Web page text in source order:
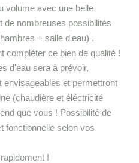
volume avec une belle
de nombreuses possibilités
+ salle d'eau) .
compléter ce bien de qualité !
d'eau sera à prévoir,
envisageables et permettront
(chaudière et éléctricité
que vous ! Possibilité de
fonctionnelle selon vos
!